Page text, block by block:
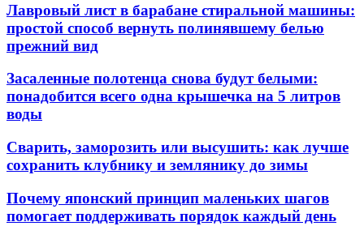
Лавровый лист в барабане стиральной машины:
простой способ вернуть полинявшему белью
прежний вид
Засаленные полотенца снова будут белыми:
понадобится всего одна крышечка на 5 литров
воды
Сварить, заморозить или высушить: как лучше
сохранить клубнику и землянику до зимы
Почему японский принцип маленьких шагов
помогает поддерживать порядок каждый день